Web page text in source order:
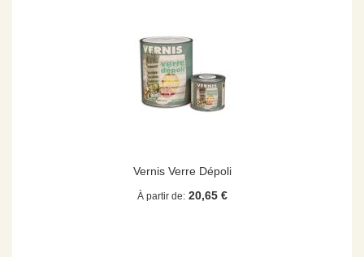
Vernis Verre Dépoli
À partir de 20,65 €